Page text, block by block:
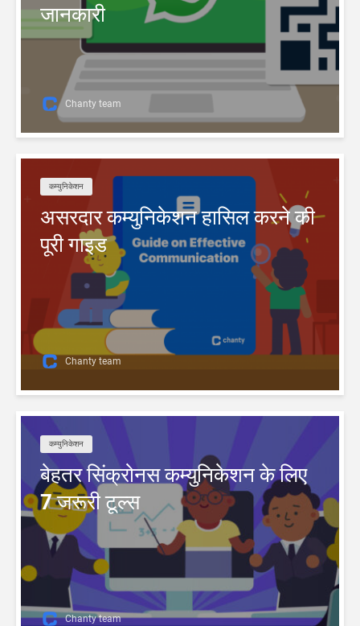
जानकारी
Chanty team
कम्युनिकेशन
असरदार कम्युनिकेशन हासिल करने की
पूरी गाइड
Chanty team
कम्युनिकेशन
बेहतर सिंक्रोनस कम्युनिकेशन के लिए
7 जरूरी टूल्स
Chanty team